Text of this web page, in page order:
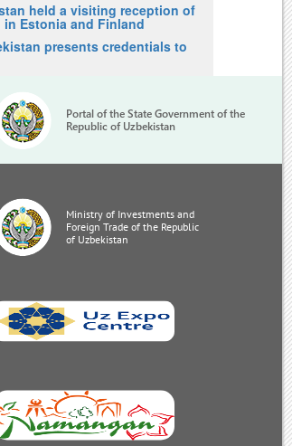
held a visiting reception of
Estonia and Finland
presents credentials to
Portal of the State Government of the
Republic of Uzbekistan
Ministry of Investments and
Foreign Trade of the Republic
of Uzbekistan